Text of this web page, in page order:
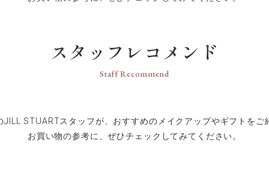
スタッフレコメンド
Staff Recommend
JILL STUARTスタッフが、おすすめのメイクアップやギフトをご